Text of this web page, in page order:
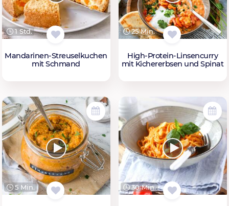
1 Std.
Mandarinen-Streuselkuchen
mit Schmand
25 Min.
High-Protein-Linsencurry
mit Kichererbsen und Spinat
5 Min. 30 Min.